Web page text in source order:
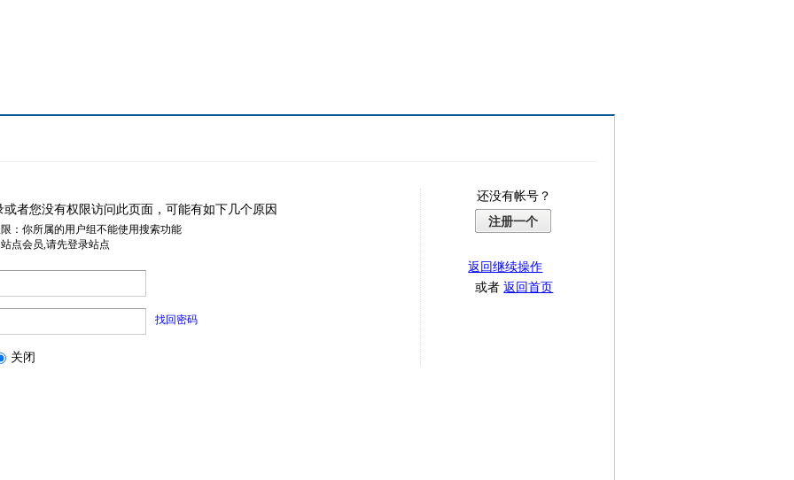
或者您没有权限访问此页面，可能有如下几个原因
：你所属的用户组不能使用搜索功能
点会员,请先登录站点
找回密码
关闭
还没有帐号？
注册一个
返回继续操作
或者返回首页